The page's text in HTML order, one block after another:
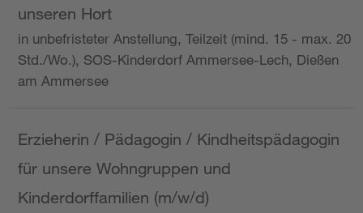
unseren Hort
in unbefristeter Anstellung, Teilzeit (mind. 15 - max. 20
Std./Wo.), SOS-Kinderdorf Ammersee-Lech, Dießen
am Ammersee
Erzieherin / Pädagogin / Kindheitspädagogin
für unsere Wohngruppen und
Kinderdorffamilien (m/w/d)